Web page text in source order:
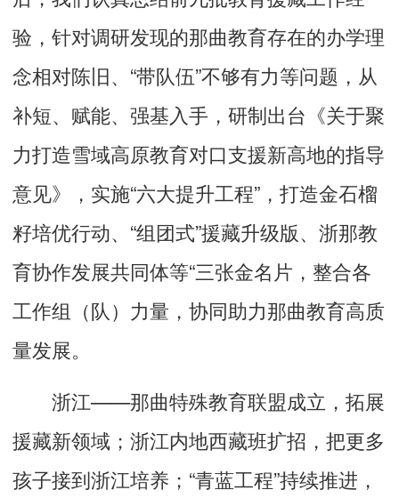
验，针对调研发现的那曲教育存在的办学理
念相对陈旧、“带队伍”不够有力等问题，从
补短、赋能、强基入手，研制出台《关于聚
力打造雪域高原教育对口支援新高地的指导
意见》，实施“六大提升工程”，打造金石榴
籽培优行动、“组团式”援藏升级版、浙那教
育协作发展共同体等“三张金名片，整合各
工作组（队）力量，协同助力那曲教育高质
量发展。
浙江——那曲特殊教育联盟成立，拓展
援藏新领域；浙江内地西藏班扩招，把更多
孩子接到浙江培养；“青蓝工程”持续推进，